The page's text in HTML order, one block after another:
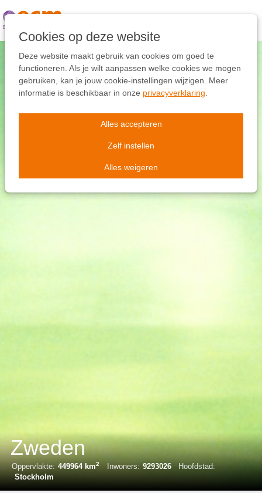
Cookies op deze website
Deze website maakt gebruik van cookies om goed te
functioneren. Als je wilt aanpassen welke cookies we mogen
gebruiken, kan je jouw cookie-instellingen wijzigen. Meer
informatie is beschikbaar in onze privacyverklaring
Alles accepteren
Zelf instellen
Alles weigeren
overslaan
naar
de
inhoud
Ga
naar
navigatie
Zweden
Oppervlakte: 449964 km2 Inwoners: 9293026
Hoofdstad:
Stockholm